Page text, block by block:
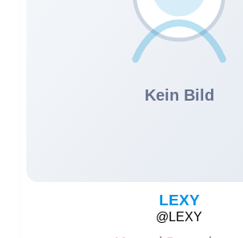
LEXY
@LEXY